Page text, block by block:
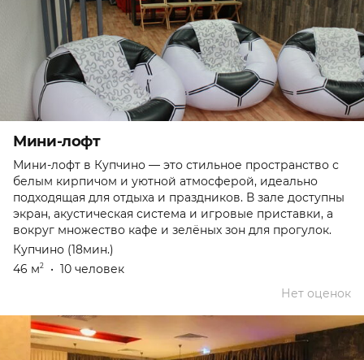
Мини-лофт
Мини-лофт в Купчино — это стильное пространство с
белым кирпичом и уютной атмосферой, идеально
подходящая для отдыха и праздников. В зале доступны
экран, акустическая система и игровые приставки, а
вокруг множество кафе и зелёных зон для прогулок.
Купчино (18мин.)
46 м2 • 10 человек
Нет оценок